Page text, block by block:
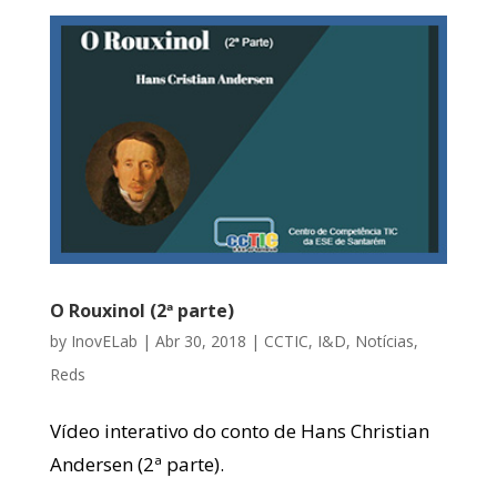
O Rouxinol (2ª parte)
by InovELab | Abr 30, 2018 | CCTIC, I&D, Notícias,
Reds
Vídeo interativo do conto de Hans Christian
Andersen (2ª parte).